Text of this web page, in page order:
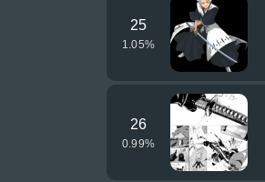
25
1.05%
26
0.99%